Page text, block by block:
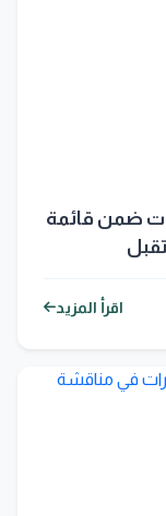
ضمن قائمة
اقرأ المزيد